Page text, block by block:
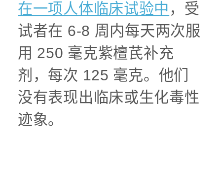
在一项人体临床试验中 ，受
试者在 6-8 周内每天两次服
用 250 毫克紫檀芪补充
剂，每次 125 毫克。他们
没有表现出临床或生化毒性
迹象。